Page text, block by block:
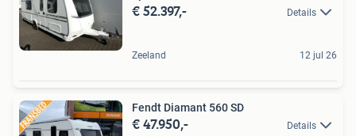
€ 52.397,- Details
Zeeland 12 jul 26
Fendt Diamant 560 SD
€ 47.950,- Details